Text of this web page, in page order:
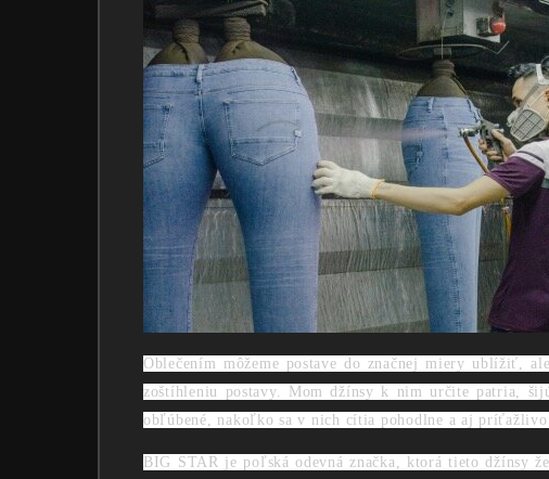
Oblečením môžeme postave do značnej miery ublížiť,
zoštíhleniu postavy. Mom džínsy k nim určite patria,
obľúbené, nakoľko sa v nich cítia pohodlne a aj
BIG STAR je poľská odevná značka, ktorá tieto džínsy